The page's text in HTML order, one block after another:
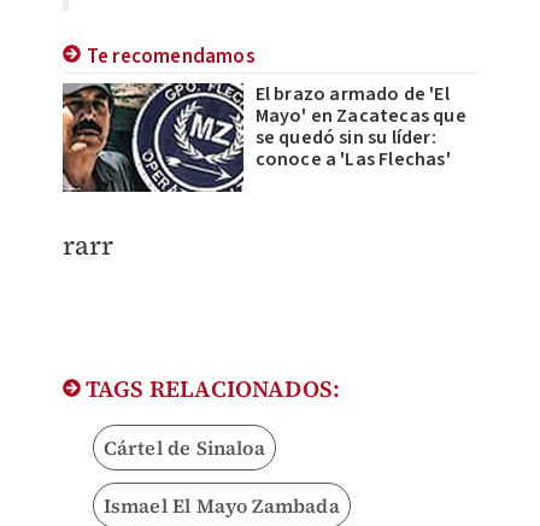
Te recomendamos
El brazo armado de 'El
Mayo' en Zacatecas que
se quedó sin su líder:
conoce a 'Las Flechas'
rarr
TAGS RELACIONADOS:
Cártel de Sinaloa
Ismael El Mayo Zambada